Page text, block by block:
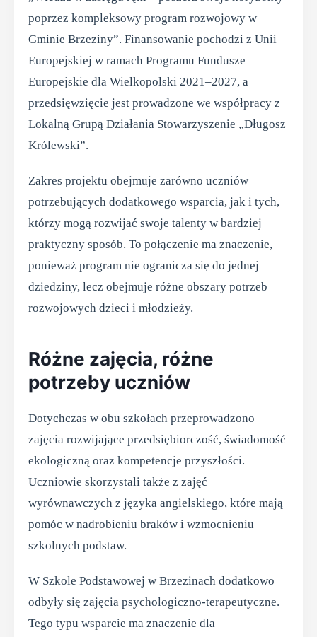
poprzez kompleksowy program rozwojowy w
Gminie Brzeziny”. Finansowanie pochodzi z Unii
Europejskiej w ramach Programu Fundusze
Europejskie dla Wielkopolski 2021–2027, a
przedsięwzięcie jest prowadzone we współpracy z
Lokalną Grupą Działania Stowarzyszenie „Długosz
Królewski”.
Zakres projektu obejmuje zarówno uczniów
potrzebujących dodatkowego wsparcia, jak i tych,
którzy mogą rozwijać swoje talenty w bardziej
praktyczny sposób. To połączenie ma znaczenie,
ponieważ program nie ogranicza się do jednej
dziedziny, lecz obejmuje różne obszary potrzeb
rozwojowych dzieci i młodzieży.
Różne zajęcia, różne
potrzeby uczniów
Dotychczas w obu szkołach przeprowadzono
zajęcia rozwijające przedsiębiorczość, świadomość
ekologiczną oraz kompetencje przyszłości.
Uczniowie skorzystali także z zajęć
wyrównawczych z języka angielskiego, które mają
pomóc w nadrobieniu braków i wzmocnieniu
szkolnych podstaw.
W Szkole Podstawowej w Brzezinach dodatkowo
odbyły się zajęcia psychologiczno-terapeutyczne.
Tego typu wsparcie ma znaczenie dla